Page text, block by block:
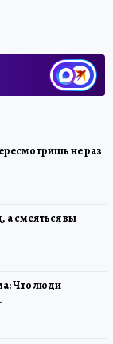
не раз
а смеяться вы
Что люди